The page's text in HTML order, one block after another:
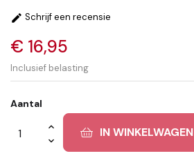
 Schrijf een recensie
€ 16,95
Inclusief belasting
Aantal
IN WINKELWAGEN